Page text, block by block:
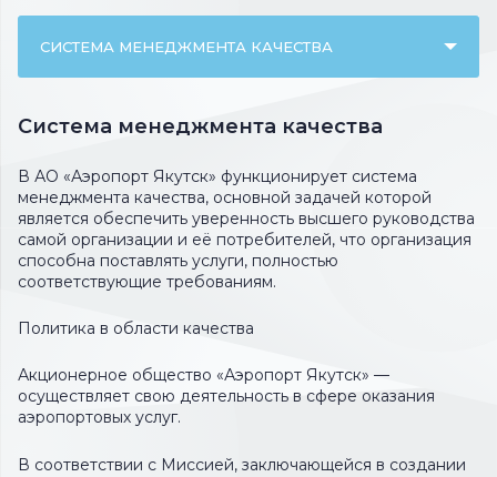
СИСТЕМА МЕНЕДЖМЕНТА КАЧЕСТВА
Система менеджмента качества
В АО «Аэропорт Якутск» функционирует система
менеджмента качества, основной задачей которой
является обеспечить уверенность высшего руководства
самой организации и её потребителей, что организация
способна поставлять услуги, полностью
соответствующие требованиям.
Политика в области качества
Акционерное общество «Аэропорт Якутск» —
осуществляет свою деятельность в сфере оказания
аэропортовых услуг.
В соответствии с Миссией, заключающейся в создании